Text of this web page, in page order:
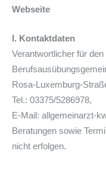
Webseite
I. Kontaktdaten
Verantwortlicher für
Rosa-Luxemburg-
Tel.: 03375/5286978,
E-Mail: allgemeinarzt-
Beratungen sowie
nicht erfolgen.